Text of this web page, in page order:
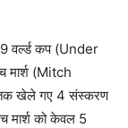
वर्ल्ड कप (Under
मार्श (Mitch
तक खेले गए 4 संस्करण
मार्श को केवल 5